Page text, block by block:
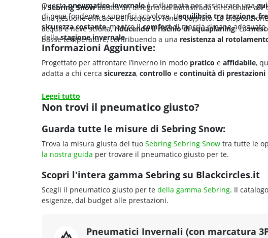
Questopneumatico invernaleè sviluppato per assicurare una
di neve fondente e superfici scivolose. L’equilibrio tra trazione,
sicurezza costante, mentre ilcomfortdi marcia rimane
dellastagione invernale.
IlSebring Snowadotta un disegno del battistrada direzionale a V
una gestione efficace dell’acqua su fondo bagnato. La
acqua e neve sciolta,riducendo il rischio di aquaplaning. La
basse temperature, contribuendo a una resistenza al
Informazioni Aggiuntive:
Progettato per affrontare l’inverno in modo pratico e affidabile,
adatta a chi cerca sicurezza, controllo e continuità di prestazioni
Leggi tutto
Non trovi il pneumatico giusto?
Guarda tutte le misure di Sebring Snow:
Trova la misura giusta del tuo Sebring Sebring Snow tra tutte le
la nostra guida per trovare il pneumatico giusto per te.
Scopri l'intera gamma Sebring su Blackcircles.it
Scegli il pneumatico giusto per te della gamma Sebring. Il
esigenze, dal budget alle prestazioni.
Pneumatici Invernali (con marcatura